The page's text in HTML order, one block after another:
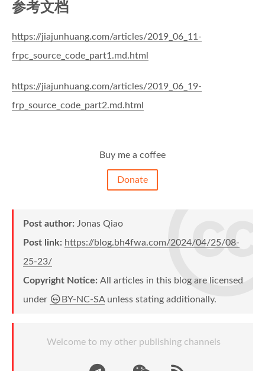
51
53
55
57
Duration:
		}),
true, svr.ctx.Done())
参考文档
https://jiajunhuang.com/articles/2019_06_11-
frpc_source_code_part1.md.html
https://jiajunhuang.com/articles/2019_06_19-
frp_source_code_part2.md.html
Buy me a coffee
Donate
Post author: Jonas Qiao
Post link: https://blog.bh4fwa.com/2024/04/25/08-
25-23/
Copyright Notice: All articles in this blog are licensed
under
BY-NC-SAunless stating additionally.
Welcome to my other publishing channels